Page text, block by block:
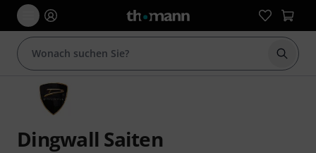
Suche
Dingwall Saiten